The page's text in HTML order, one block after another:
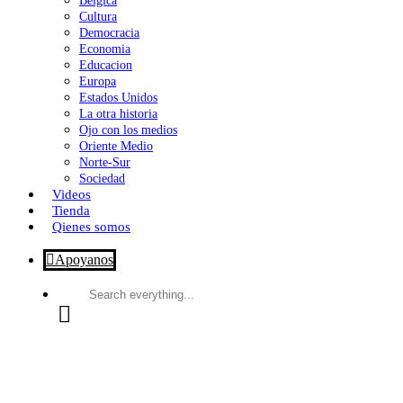
Cultura
Democracia
Economia
Educacion
Europa
Estados Unidos
La otra historia
Ojo con los medios
Oriente Medio
Norte-Sur
Sociedad
Videos
Tienda
Qienes somos
Apoyanos
Search